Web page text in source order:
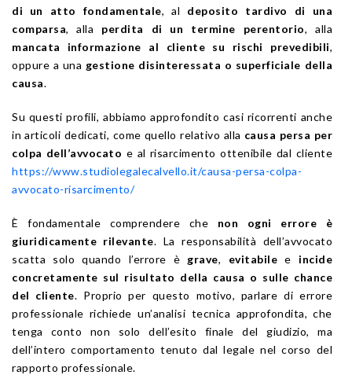
di un atto fondamentale, al deposito tardivo di una
comparsa, alla perdita di un termine perentorio, alla
mancata informazione al cliente su rischi prevedibili,
oppure a una gestione disinteressata o superficiale della
causa.
Su questi profili, abbiamo approfondito casi ricorrenti anche
in articoli dedicati, come quello relativo alla causa persa per
colpa dell’avvocato e al risarcimento ottenibile dal cliente
https://www.studiolegalecalvello.it/causa-persa-colpa-
avvocato-risarcimento/
È fondamentale comprendere che non ogni errore è
giuridicamente rilevante. La responsabilità dell’avvocato
scatta solo quando l’errore è grave, evitabile e incide
concretamente sul risultato della causa o sulle chance
del cliente. Proprio per questo motivo, parlare di errore
professionale richiede un’analisi tecnica approfondita, che
tenga conto non solo dell’esito finale del giudizio, ma
dell’intero comportamento tenuto dal legale nel corso del
rapporto professionale.